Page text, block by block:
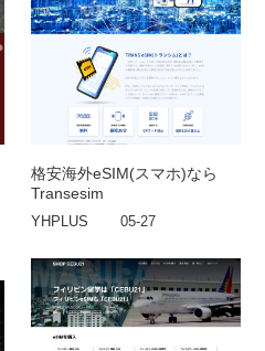
格安海外eSIM(スマホ)なら
Transesim
YHPLUS 05-27